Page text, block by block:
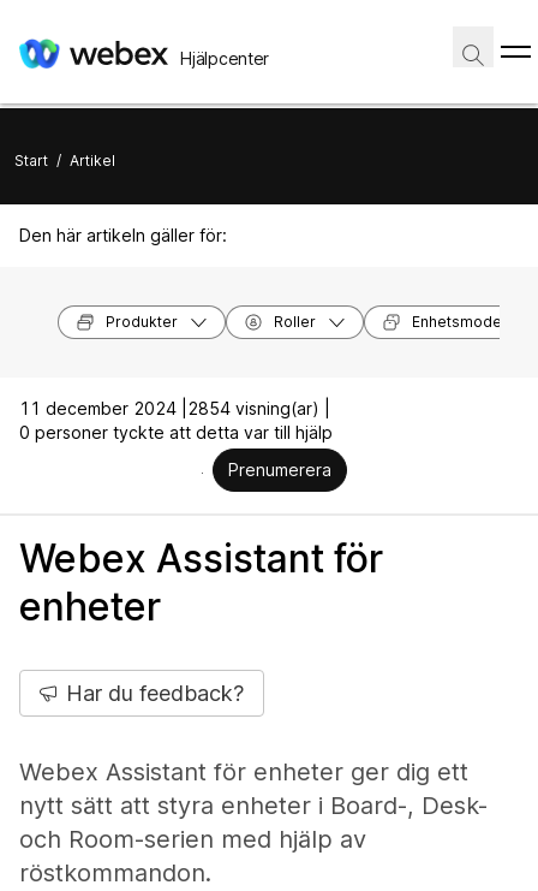
Hjälpcenter
Start / Artikel
Den här artikeln gäller för:
Produkter Roller Enhetsmodeller
11 december 2024 |
2854 visning(ar) |
0 personer tyckte att detta var till hjälp
Prenumerera
Webex Assistant för
enheter
Har du feedback?
Webex Assistant för enheter ger dig ett
nytt sätt att styra enheter i Board-, Desk-
och Room-serien med hjälp av
röstkommandon.